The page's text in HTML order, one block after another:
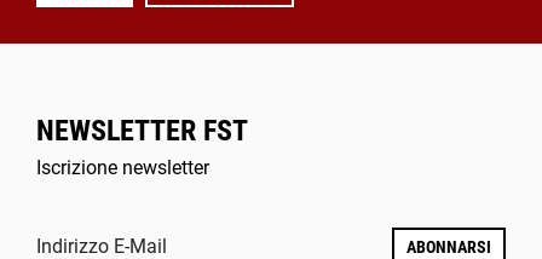
NEWSLETTER FST
Iscrizione newsletter
Indirizzo E-Mail ABONNARSI